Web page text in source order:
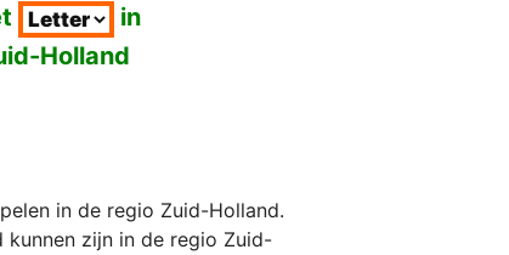
in
Holland
in de regio Zuid-Holland.
kunnen zijn in de regio Zuid-